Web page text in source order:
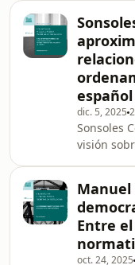
papel
entrevista
en la
español
dic. 5, 2025
Sonsoles
visión
entre el
español y
entrevista
en la
Manuel
Entre
oct. 24, 2025